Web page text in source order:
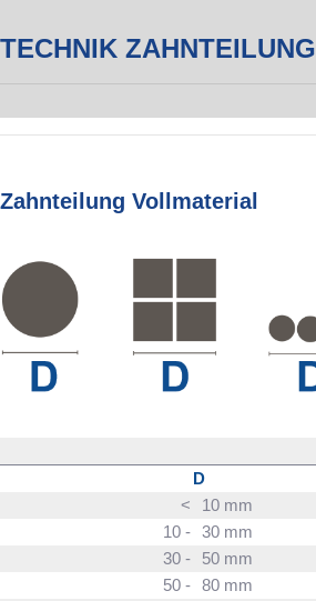
TECHNIK ZAHNTEILUNG
Zahnteilung Vollmaterial
D
<
10 mm
10 - 30 mm
30 -
50 mm
50 - 80 mm